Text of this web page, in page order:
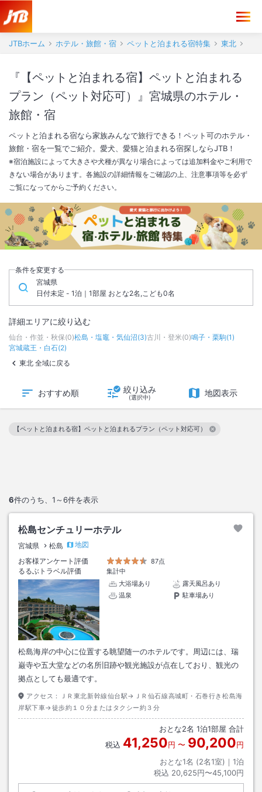
JTBホーム ホテル・旅館・宿 ペットと泊まれる宿特集 東北
『【ペットと泊まれる宿】ペットと泊まれる
プラン（ペット対応可）』宮城県のホテル・
旅館・宿
ペットと泊まれる宿なら家族みんなで旅行できる！ペット可のホテル・
旅館・宿を一覧でご紹介。愛犬、愛猫と泊まれる宿探しならJTB！
※宿泊施設によって大きさや犬種が異なり場合によっては追加料金やご利用で
きない場合があります。各施設の詳細情報をご確認の上、注意事項等を必ず
ご覧になってからご予約ください。
条件を変更する
宮城県
日付未定 - 1泊｜1部屋 おとな2名,こども0名
詳細エリアに絞り込む
仙台・作並・秋保(0)松島・塩竈・気仙沼(3)古川・登米(0)鳴子・栗駒(1)
宮城蔵王・白石(2)
東北 全域に戻る
おすすめ順 絞り込み
(選択中) 地図表示
6件のうち、 1～6件を表示
【ペットと泊まれる宿】ペットと泊まれるプラン（ペット対応可）
この絞り込み条件を解除
松島センチュリーホテル
宮城県 松島
地図
お客様アンケート評価
87点
るるぶトラベル評価
集計中
大浴場あり
露天風呂あり
温泉
駐車場あり
松島海岸の中心に位置する眺望随一のホテルです。周辺には、瑞
巌寺や五大堂などの名所旧跡や観光施設が点在しており、観光の
拠点としても最適です。
アクセス：
ＪＲ東北新幹線仙台駅→ＪＲ仙石線高城町・石巻行き松島海
岸駅下車→徒歩約１０分またはタクシー約３分
おとな2名 1泊1部屋 合計
税込 41,250円 〜 90,200円
おとな1名 (2名1室)｜ 1泊
税込 20,625円〜45,100円